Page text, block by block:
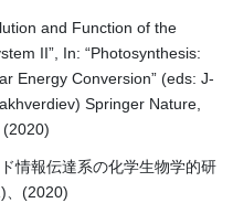
and Function of the
II”, In: “Photosynthesis:
Energy Conversion” (eds: J-
Springer Nature,
情報伝達系の化学生物学的研
、(2020)